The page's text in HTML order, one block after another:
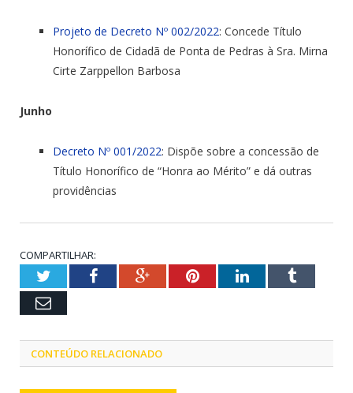
Projeto de Decreto Nº 002/2022: Concede Título
Honorífico de Cidadã de Ponta de Pedras à Sra. Mirna
Cirte Zarppellon Barbosa
Junho
Decreto Nº 001/2022: Dispõe sobre a concessão de
Título Honorífico de “Honra ao Mérito” e dá outras
providências
COMPARTILHAR:
TwitterFacebookGoogle+PinterestLinkedInTumblr
Email
CONTEÚDO RELACIONADO